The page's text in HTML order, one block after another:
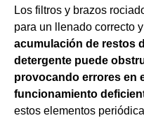
Los filtros y brazos
para un llenado correcto
acumulación de restos
detergente puede
provocando errores en
funcionamiento
estos elementos